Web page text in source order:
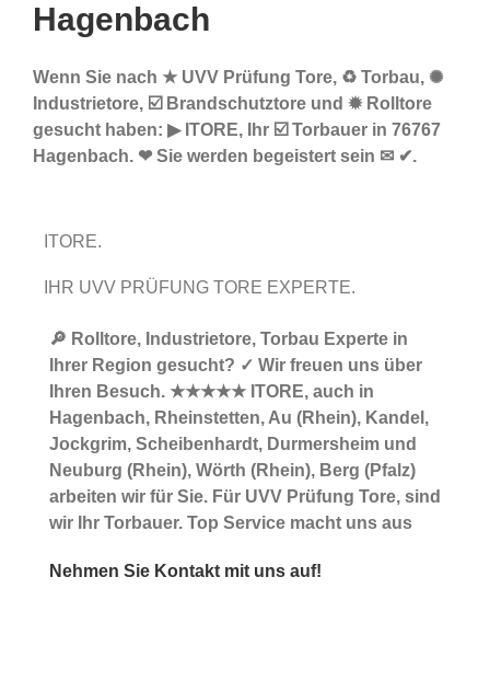
Hagenbach
Wenn Sie nach ★ UVV Prüfung Tore, ♻ Torbau, ✺
Industrietore, ☑️ Brandschutztore und ✹ Rolltore
gesucht haben: ▶︎ ITORE, Ihr ☑️ Torbauer in 76767
Hagenbach. ❤ Sie werden begeistert sein ✉ ✔.
ITORE.
IHR UVV PRÜFUNG TORE EXPERTE.
🔎 Rolltore, Industrietore, Torbau Experte in
Ihrer Region gesucht? ✓ Wir freuen uns über
Ihren Besuch. ★★★★★ ITORE, auch in
Hagenbach, Rheinstetten, Au (Rhein), Kandel,
Jockgrim, Scheibenhardt, Durmersheim und
Neuburg (Rhein), Wörth (Rhein), Berg (Pfalz)
arbeiten wir für Sie. Für UVV Prüfung Tore, sind
wir Ihr Torbauer. Top Service macht uns aus
Nehmen Sie Kontakt mit uns auf!